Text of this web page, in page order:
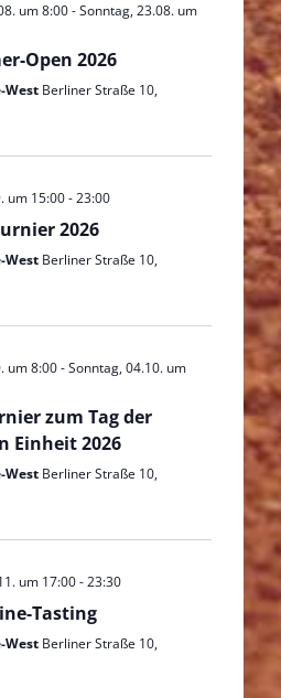
um 8:00-Sonntag, 23.08. um
Open 2026
West Berliner Straße 10,
um 15:00-23:00
2026
West Berliner Straße 10,
um 8:00-Sonntag, 04.10. um
zum Tag der
Einheit 2026
West Berliner Straße 10,
um 17:00-23:30
Tasting
West Berliner Straße 10,